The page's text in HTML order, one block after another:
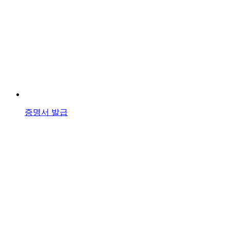
증명서 발급